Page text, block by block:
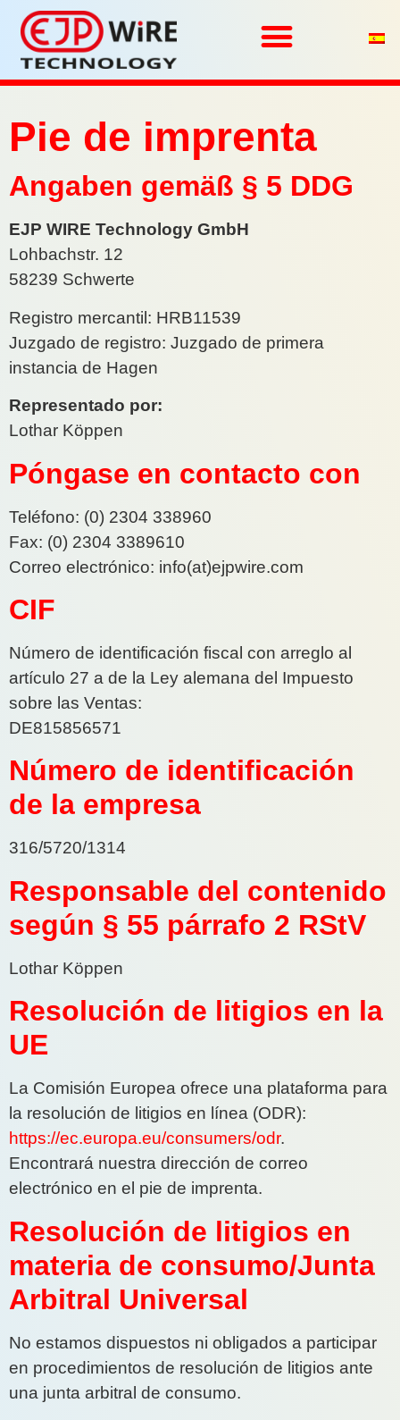
Pie de imprenta
Angaben gemäß § 5 DDG
EJP WIRE Technology GmbH
Lohbachstr. 12
58239 Schwerte
Registro mercantil: HRB11539
Juzgado de registro: Juzgado de primera
instancia de Hagen
Representado por:
Lothar Köppen
Póngase en contacto con
Teléfono: (0) 2304 338960
Fax: (0) 2304 3389610
Correo electrónico: info(at)ejpwire.com
CIF
Número de identificación fiscal con arreglo al
artículo 27 a de la Ley alemana del Impuesto
sobre las Ventas:
DE815856571
Número de identificación
de la empresa
316/5720/1314
Responsable del contenido
según § 55 párrafo 2 RStV
Lothar Köppen
Resolución de litigios en la
UE
La Comisión Europea ofrece una plataforma para
la resolución de litigios en línea (ODR):
https://ec.europa.eu/consumers/odr.
Encontrará nuestra dirección de correo
electrónico en el pie de imprenta.
Resolución de litigios en
materia de consumo/Junta
Arbitral Universal
No estamos dispuestos ni obligados a participar
en procedimientos de resolución de litigios ante
una junta arbitral de consumo.